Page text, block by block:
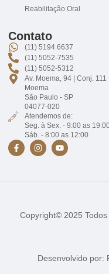
Reabilitação Oral
Contato
(11) 5194 6637
(11) 5052-7535
(11) 5052-5312
Av. Moema, 94 | Conj. 111
Moema
São Paulo - SP
04077-020
Atendemos de:
Seg. à Sex. - 9:00 as
Sáb. - 8:00 as 12:00
Copyright© 2025
Desenvolvido por: